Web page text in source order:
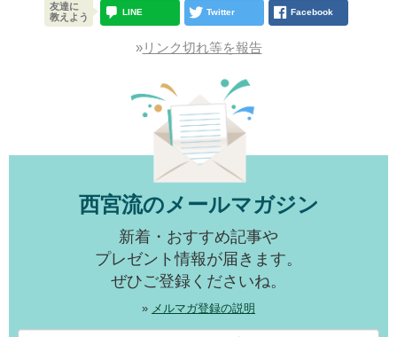
友達に
教えよう
LINE Twitter Facebook
»リンク切れ等を報告
西宮流のメールマガジン
新着・おすすめ記事や
プレゼント情報が届きます。
ぜひご登録くださいね。
» メルマガ登録の説明